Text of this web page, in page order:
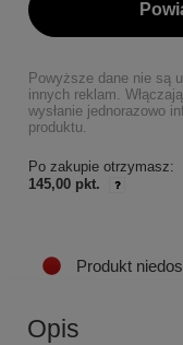
Powyższe dane nie są
innych reklam.
wysłanie jednorazowo
produktu.
Po zakupie otrzymasz:
145,00 pkt.
Produkt
Opis